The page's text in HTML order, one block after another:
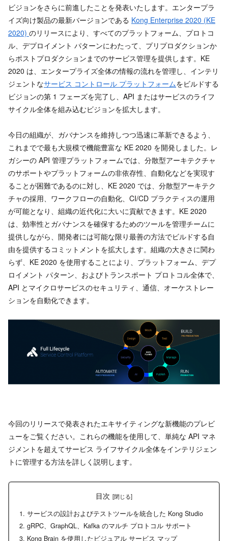
ビジョンをさらに前進したことを発表いたします。エンタープラ
イズ向け製品の最新バージョンである Kong Enterprise 2020 (KE
2020) のリリースにより、すべてのプラットフォーム、プロトコ
ル、デプロイメント パターンにわたって、プリプロダクションか
らポストプロダクションまでのサービス管理を提供します。KE
2020 は、エンタープライズ全体の情報の流れを管理し、インテリ
ジェントなサービス コントロール プラットフォームをビルドする
ビジョンの第 1 フェーズを完了し、API またはサービスのライフ
サイクル全体を組み込むビジョンを拡大します。
今日の組織が、ガバナンスを維持しつつ迅速に革新できるよう、
これまでで最も大規模で機能豊富な KE 2020 を開発しました。レ
ガシーの API 管理プラットフォームでは、分散型アーキテクチャ
のサポートやプラットフォームの非依存性、自動化などを実現す
ることが困難であるのに対し、KE 2020 では、分散型アーキテク
チャの採用、ワークフローの自動化、CI/CD プラクティスの運用
が可能となり、組織の近代化に大いに貢献できます。KE 2020
は、効率性とガバナンスを確保するためのツールを管理チームに
提供しながら、開発者には可能な限り最善の方法でビルドする自
由を提供するコミットメントを拡大します。組織の大きさに関わ
らず、KE 2020 を使用することにより、プラットフォーム、デプ
ロイメント パターン、およびトランスポート プロトコル全体で、
API とマイクロサービスのセキュリティ、通信、オーケストレー
ションを自動化できます。
今回のリリースで発表されたエキサイティングな新機能のプレビ
ューをご覧ください。これらの機能を使用して、単純な API マネ
ジメントを超えてサービス ライフサイクル全体をインテリジェン
トに管理する方法を詳しく説明します。
目次
サービスの設計およびテストツールを統合した Kong Studio
gRPC、GraphQL、Kafka のマルチ プロトコル サポート
Kong Brain を使用したビジュアル サービス マップ